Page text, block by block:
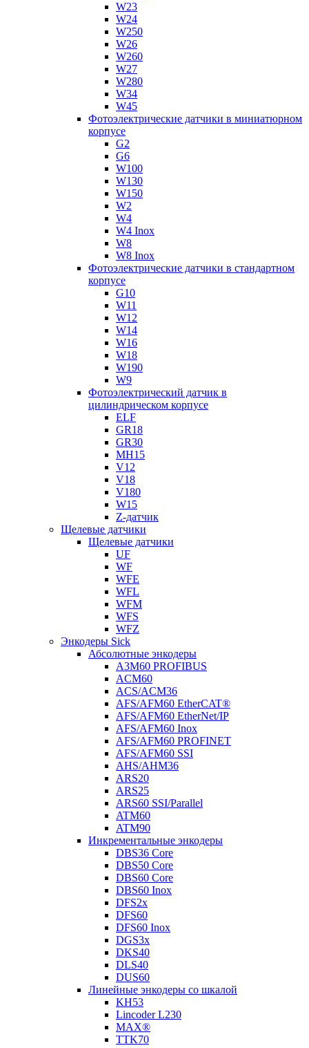
W23
W24
W250
W26
W260
W27
W280
W34
W45
Фотоэлектрические датчики в миниатюрном
корпусе
G2
G6
W100
W130
W150
W2
W4
W4 Inox
W8
W8 Inox
Фотоэлектрические датчики в стандартном
корпусе
G10
W11
W12
W14
W16
W18
W190
W9
Фотоэлектрический датчик в
цилиндрическом корпусе
ELF
GR18
GR30
MH15
V12
V18
V180
W15
Z-датчик
Щелевые датчики
Щелевые датчики
UF
WF
WFE
WFL
WFM
WFS
WFZ
Энкодеры Sick
Абсолютные энкодеры
A3M60 PROFIBUS
ACM60
ACS/ACM36
AFS/AFM60 EtherCAT®
AFS/AFM60 EtherNet/IP
AFS/AFM60 Inox
AFS/AFM60 PROFINET
AFS/AFM60 SSI
AHS/AHM36
ARS20
ARS25
ARS60 SSI/Parallel
ATM60
ATM90
Инкрементальные энкодеры
DBS36 Core
DBS50 Core
DBS60 Core
DBS60 Inox
DFS2x
DFS60
DFS60 Inox
DGS3x
DKS40
DLS40
DUS60
Линейные энкодеры со шкалой
KH53
Lincoder L230
MAX®
TTK70